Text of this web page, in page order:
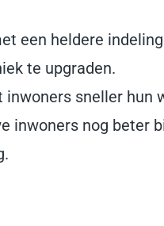
een heldere
te upgraden.
sneller hun
inwoners nog beter